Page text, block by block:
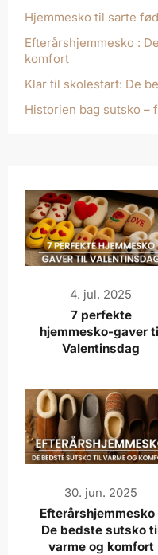
Hjemmesko til sarte
Efterårshjemmesko :
komfort
Klar til skolestart: De
Historien bag sutsko –
4. jul. 2025
7 perfekte
hjemmesko-gaver
Valentinsdag
30. jun. 2025
Efterårshjemmesko
De bedste sutsko
varme og komfort